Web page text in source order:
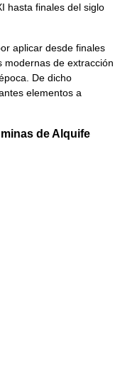
hasta finales del siglo
aplicar desde finales
modernas de extracción
De dicho
elementos a
de Alquife